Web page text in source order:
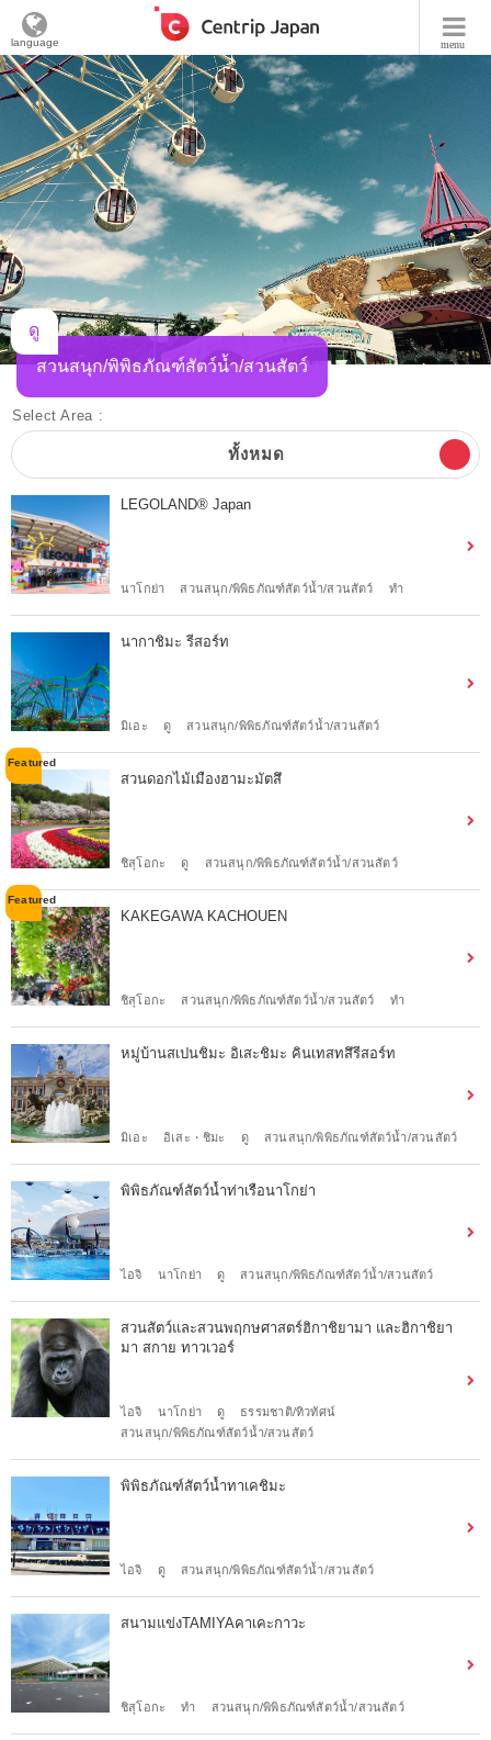
menu
language
ดู
สวนสนุก/พิพิธภัณฑ์สัตว์น้ำ/สวนสัตว์
Select Area :
ทั้งหมด
LEGOLAND® Japan
นาโกย่า สวนสนุก/พิพิธภัณฑ์สัตว์น้ำ/สวนสัตว์ ทำ
นากาชิมะ รีสอร์ท
มิเอะ ดู สวนสนุก/พิพิธภัณฑ์สัตว์น้ำ/สวนสัตว์
สวนดอกไม้เมืองฮามะมัตสึ
ชิสุโอกะ ดู สวนสนุก/พิพิธภัณฑ์สัตว์น้ำ/สวนสัตว์
KAKEGAWA KACHOUEN
ชิสุโอกะ สวนสนุก/พิพิธภัณฑ์สัตว์น้ำ/สวนสัตว์ ทำ
หมู่บ้านสเปนชิมะ อิเสะชิมะ คินเทสทสึรีสอร์ท
มิเอะ อิเสะ・ชิมะ ดู สวนสนุก/พิพิธภัณฑ์สัตว์น้ำ/สวนสัตว์
พิพิธภัณฑ์สัตว์น้ำท่าเรือนาโกย่า
ไอจิ นาโกย่า ดู สวนสนุก/พิพิธภัณฑ์สัตว์น้ำ/สวนสัตว์
สวนสัตว์และสวนพฤกษศาสตร์ฮิกาชิยามา และฮิกาชิยา
มา สกาย ทาวเวอร์
ไอจิ นาโกย่า ดู
ธรรมชาติ/ทิวทัศน์
สวนสนุก/พิพิธภัณฑ์สัตว์น้ำ/สวนสัตว์
พิพิธภัณฑ์สัตว์น้ำทาเคชิมะ
ไอจิ ดู สวนสนุก/พิพิธภัณฑ์สัตว์น้ำ/สวนสัตว์
สนามแข่งTAMIYAคาเคะกาวะ
ชิสุโอกะ ทำ สวนสนุก/พิพิธภัณฑ์สัตว์น้ำ/สวนสัตว์